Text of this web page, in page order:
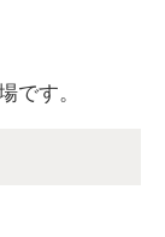
です。